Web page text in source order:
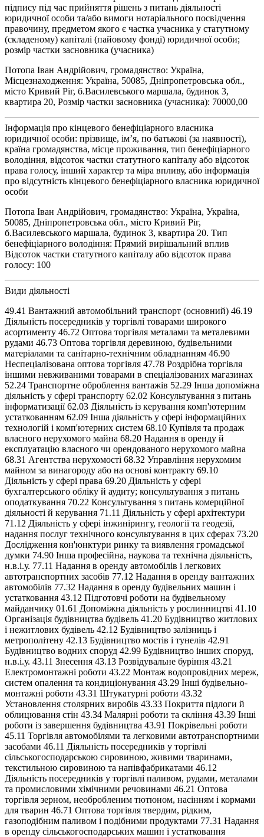
підпису під час прийняття рішень з питань діяльності
юридичної особи та/або вимоги нотаріального посвідчення
правочину, предметом якого є частка учасника у статутному
(складеному) капіталі (пайовому фонді) юридичної особи;
розмір частки засновника (учасника)
Потопа Іван Андрійович, громадянство: Україна,
Місцезнаходження: Україна, 50085, Дніпропетровська обл.,
місто Кривий Ріг, б.Василевського маршала, будинок 3,
квартира 20, Розмір частки засновника (учасника): 70000,00
Інформація про кінцевого бенефіціарного власника
юридичної особи: прізвище, ім’я, по батькові (за наявності),
країна громадянства, місце проживання, тип бенефіціарного
володіння, відсоток частки статутного капіталу або відсоток
права голосу, інший характер та міра впливу, або інформація
про відсутність кінцевого бенефіціарного власника юридичної
особи
Потопа Іван Андрійович, громадянство: Україна, Україна,
50085, Дніпропетровська обл., місто Кривий Ріг,
б.Василевського маршала, будинок 3, квартира 20. Тип
бенефіціарного володіння: Прямий вирішальний вплив
Відсоток частки статутного капіталу або відсоток права
голосу: 100
Види діяльності
49.41 Вантажний автомобільний транспорт (основний) 46.19
Діяльність посередників у торгівлі товарами широкого
асортименту 46.72 Оптова торгівля металами та металевими
рудами 46.73 Оптова торгівля деревиною, будівельними
матеріалами та санітарно-технічним обладнанням 46.90
Неспеціалізована оптова торгівля 47.78 Роздрібна торгівля
іншими невживаними товарами в спеціалізованих магазинах
52.24 Транспортне оброблення вантажів 52.29 Інша допоміжна
діяльність у сфері транспорту 62.02 Консультування з питань
інформатизації 62.03 Діяльність із керування комп'ютерним
устаткованням 62.09 Інша діяльність у сфері інформаційних
технологій і комп'ютерних систем 68.10 Купівля та продаж
власного нерухомого майна 68.20 Надання в оренду й
експлуатацію власного чи орендованого нерухомого майна
68.31 Агентства нерухомості 68.32 Управління нерухомим
майном за винагороду або на основі контракту 69.10
Діяльність у сфері права 69.20 Діяльність у сфері
бухгалтерського обліку й аудиту; консультування з питань
оподаткування 70.22 Консультування з питань комерційної
діяльності й керування 71.11 Діяльність у сфері архітектури
71.12 Діяльність у сфері інжинірингу, геології та геодезії,
надання послуг технічного консультування в цих сферах 73.20
Дослідження кон'юнктури ринку та виявлення громадської
думки 74.90 Інша професійна, наукова та технічна діяльність,
н.в.і.у. 77.11 Надання в оренду автомобілів і легкових
автотранспортних засобів 77.12 Надання в оренду вантажних
автомобілів 77.32 Надання в оренду будівельних машин і
устатковання 43.12 Підготовчі роботи на будівельному
майданчику 01.61 Допоміжна діяльність у рослинництві 41.10
Організація будівництва будівель 41.20 Будівництво житлових
і нежитлових будівель 42.12 Будівництво залізниць і
метрополітену 42.13 Будівництво мостів і тунелів 42.91
Будівництво водних споруд 42.99 Будівництво інших споруд,
н.в.і.у. 43.11 Знесення 43.13 Розвідувальне буріння 43.21
Електромонтажні роботи 43.22 Монтаж водопровідних мереж,
систем опалення та кондиціонування 43.29 Інші будівельно-
монтажні роботи 43.31 Штукатурні роботи 43.32
Установлення столярних виробів 43.33 Покриття підлоги й
облицювання стін 43.34 Малярні роботи та скління 43.39 Інші
роботи із завершення будівництва 43.91 Покрівельні роботи
45.11 Торгівля автомобілями та легковими автотранспортними
засобами 46.11 Діяльність посередників у торгівлі
сільськогосподарською сировиною, живими тваринами,
текстильною сировиною та напівфабрикатами 46.12
Діяльність посередників у торгівлі паливом, рудами, металами
та промисловими хімічними речовинами 46.21 Оптова
торгівля зерном, необробленим тютюном, насінням і кормами
для тварин 46.71 Оптова торгівля твердим, рідким,
газоподібним паливом і подібними продуктами 77.31 Надання
в оренду сільськогосподарських машин і устатковання